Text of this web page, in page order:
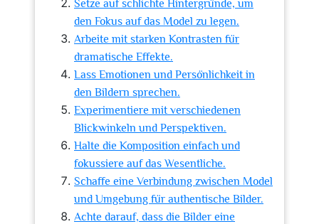
Setze auf schlichte Hintergründe, um
den Fokus auf das Model zu legen.
Arbeite mit starken Kontrasten für
dramatische Effekte.
Lass Emotionen und Persönlichkeit in
den Bildern sprechen.
Experimentiere mit verschiedenen
Blickwinkeln und Perspektiven.
Halte die Komposition einfach und
fokussiere auf das Wesentliche.
Schaffe eine Verbindung zwischen Model
und Umgebung für authentische Bilder.
Achte darauf, dass die Bilder eine